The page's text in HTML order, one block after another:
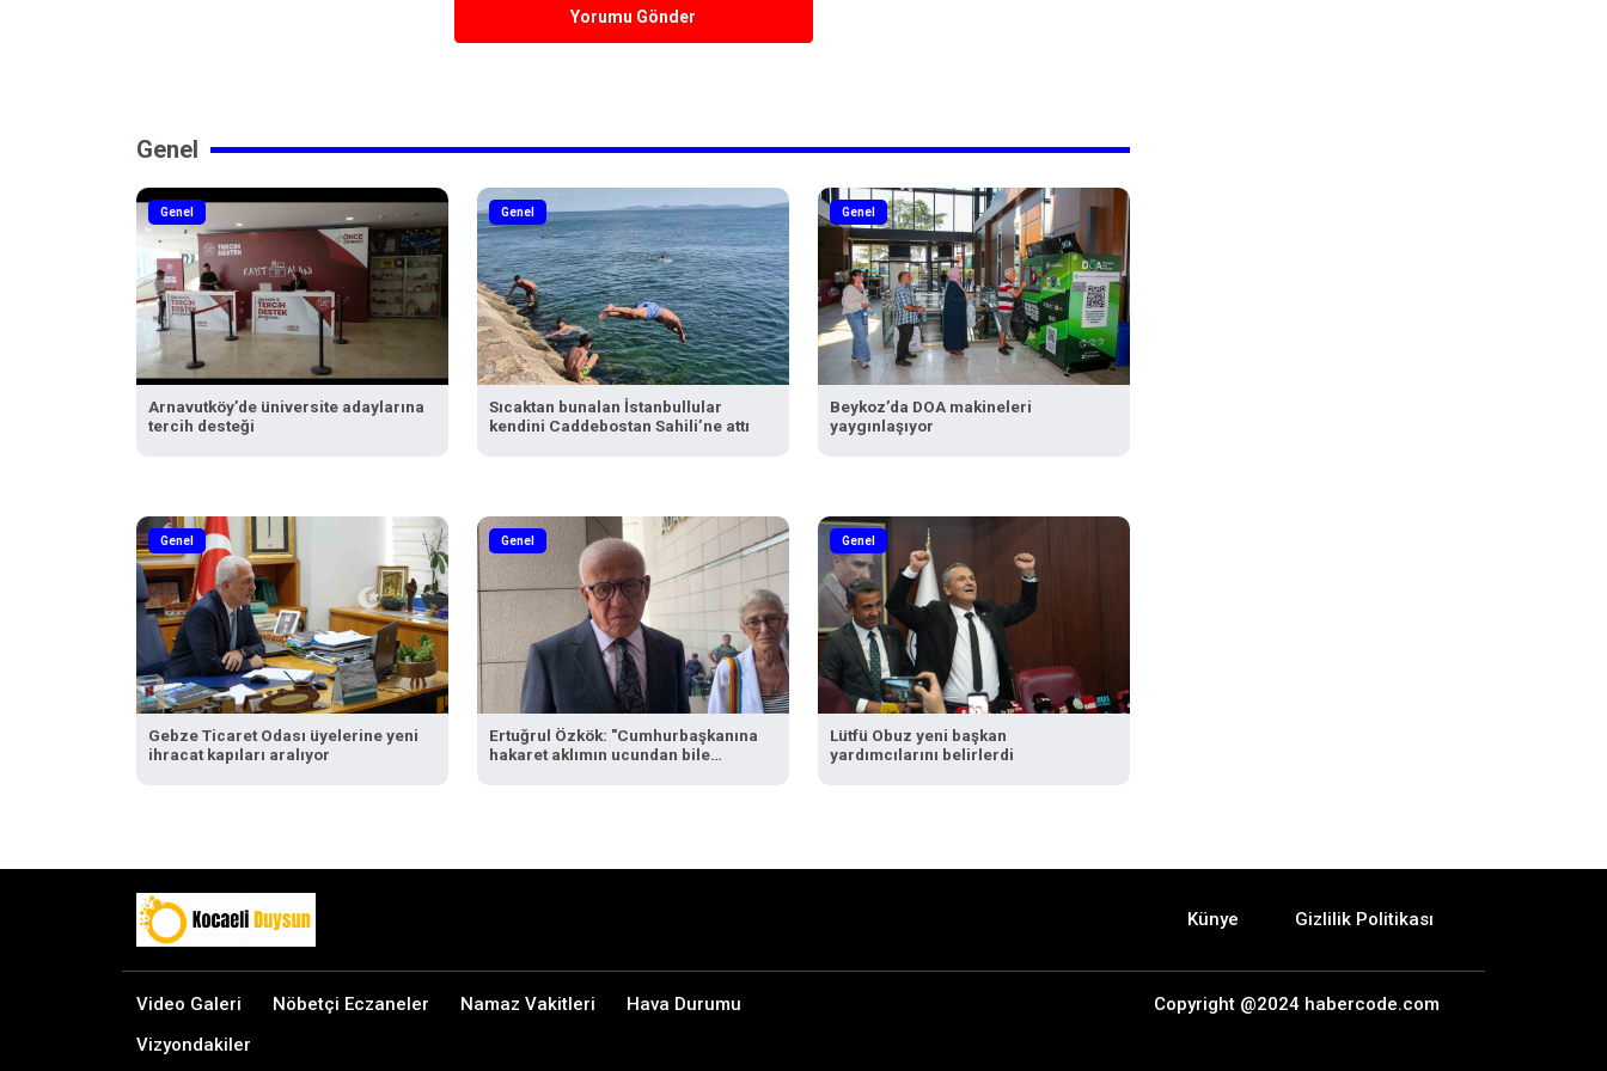
Yorumu Gönder
Genel
Genel
Arnavutköy’de üniversite adaylarına
tercih desteği
Genel
Sıcaktan bunalan İstanbullular
kendini Caddebostan Sahili’ne attı
Genel
Beykoz’da DOA makineleri
yaygınlaşıyor
Genel
Gebze Ticaret Odası üyelerine yeni
ihracat kapıları aralıyor
Genel
Ertuğrul Özkök: "Cumhurbaşkanına
hakaret aklımın ucundan bile
Genel
Lütfü Obuz yeni başkan
yardımcılarını belirlerdi
Künye Gizlilik Politikası
Video Galeri Nöbetçi Eczaneler Namaz Vakitleri
Hava Durumu
Vizyondakiler
Copyright @2024 habercode.com